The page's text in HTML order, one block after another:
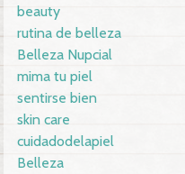
beauty
rutina de belleza
Belleza Nupcial
mima tu piel
sentirse bien
skin care
cuidadodelapiel
Belleza